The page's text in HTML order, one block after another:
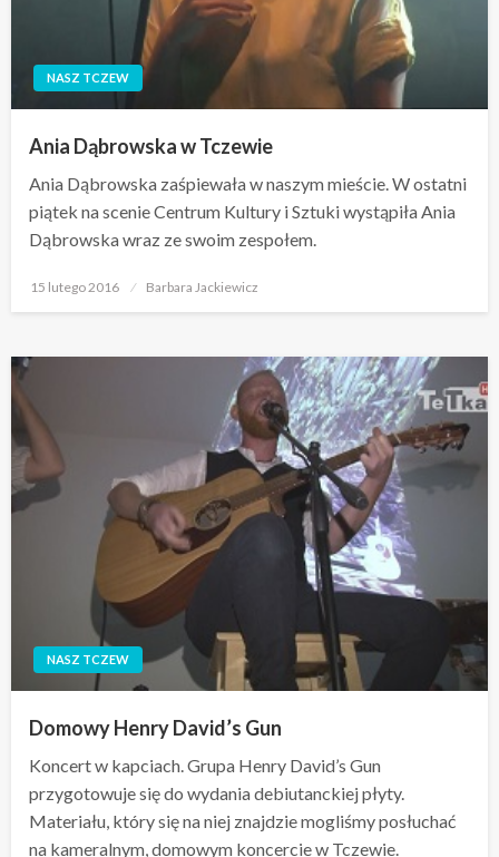
NASZ TCZEW
Ania Dąbrowska w Tczewie
Ania Dąbrowska zaśpiewała w naszym mieście. W ostatni
piątek na scenie Centrum Kultury i Sztuki wystąpiła Ania
Dąbrowska wraz ze swoim zespołem.
Opublikowane
15 lutego 2016 Barbara Jackiewicz
NASZ TCZEW
Domowy Henry David’s Gun
Koncert w kapciach. Grupa Henry David’s Gun
przygotowuje się do wydania debiutanckiej płyty.
Materiału, który się na niej znajdzie mogliśmy posłuchać
na kameralnym, domowym koncercie w Tczewie.